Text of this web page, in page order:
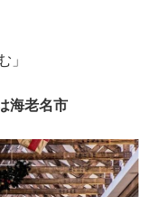
」
海老名市